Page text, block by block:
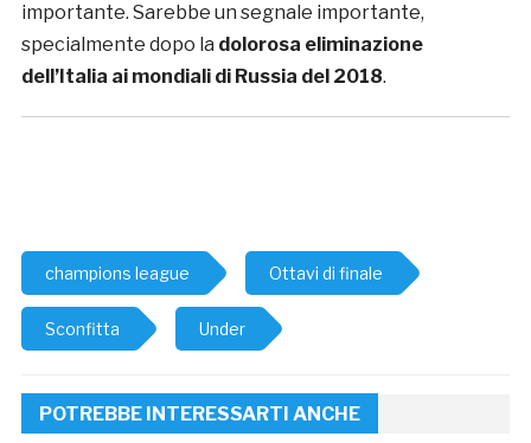
importante. Sarebbe un segnale importante,
specialmente dopo la dolorosa eliminazione
dell’Italia ai mondiali di Russia del 2018.
champions league Ottavi di finale
Sconfitta Under
POTREBBE INTERESSARTI ANCHE